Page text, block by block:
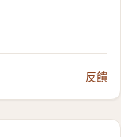
反饋